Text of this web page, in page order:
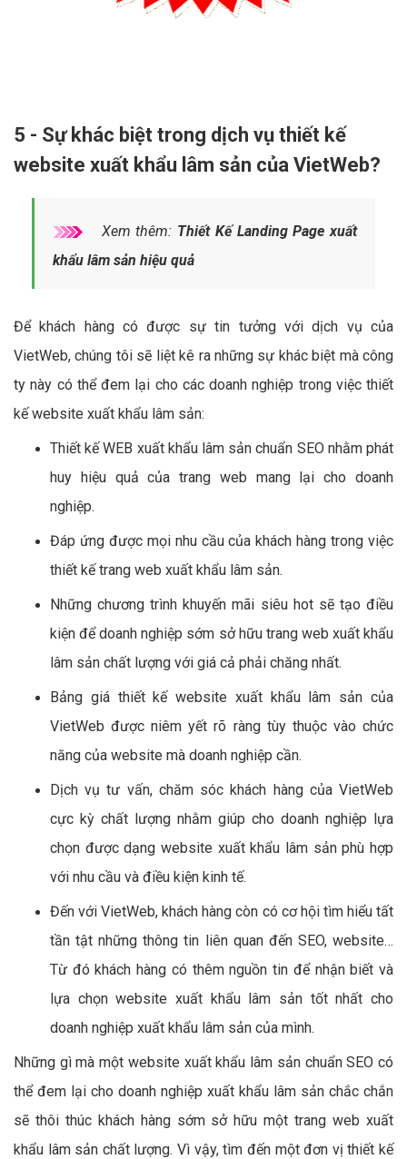
5 - Sự khác biệt trong dịch vụ thiết kế
website xuất khẩu lâm sản của VietWeb?
Xem thêm: Thiết Kế Landing Page xuất
khẩu lâm sản hiệu quả
Để khách hàng có được sự tin tưởng với dịch vụ của
VietWeb, chúng tôi sẽ liệt kê ra những sự khác biệt mà công
ty này có thể đem lại cho các doanh nghiệp trong việc thiết
kế website xuất khẩu lâm sản:
Thiết kế WEB xuất khẩu lâm sản chuẩn SEO nhằm phát
huy hiệu quả của trang web mang lại cho doanh
nghiệp.
Đáp ứng được mọi nhu cầu của khách hàng trong việc
thiết kế trang web xuất khẩu lâm sản.
Những chương trình khuyến mãi siêu hot sẽ tạo điều
kiện để doanh nghiệp sớm sở hữu trang web xuất khẩu
lâm sản chất lượng với giá cả phải chăng nhất.
Bảng giá thiết kế website xuất khẩu lâm sản của
VietWeb được niêm yết rõ ràng tùy thuộc vào chức
năng của website mà doanh nghiệp cần.
Dịch vụ tư vấn, chăm sóc khách hàng của VietWeb
cực kỳ chất lượng nhằm giúp cho doanh nghiệp lựa
chọn được dạng website xuất khẩu lâm sản phù hợp
với nhu cầu và điều kiện kinh tế.
Đến với VietWeb, khách hàng còn có cơ hội tìm hiểu tất
tần tật những thông tin liên quan đến SEO, website…
Từ đó khách hàng có thêm nguồn tin để nhận biết và
lựa chọn website xuất khẩu lâm sản tốt nhất cho
doanh nghiệp xuất khẩu lâm sản của mình.
Những gì mà một website xuất khẩu lâm sản chuẩn SEO có
thể đem lại cho doanh nghiệp xuất khẩu lâm sản chắc chắn
sẽ thôi thúc khách hàng sớm sở hữu một trang web xuất
khẩu lâm sản chất lượng. Vì vậy, tìm đến một đơn vị thiết kế